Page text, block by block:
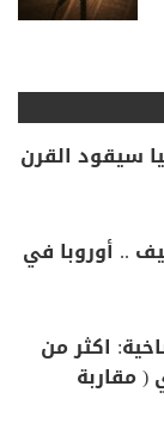
سيقود القرن
.. أوروبا في
اكثر من
مقاربة